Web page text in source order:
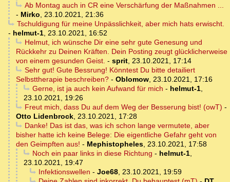
Ab Montag auch in CR eine Verschärfung der Maßnahmen ...
- Mirko, 23.10.2021, 21:36
Tschuldigung für meine Unpässlichkeit, aber mich hats erwischt.
- helmut-1, 23.10.2021, 16:52
Helmut, ich wünsche Dir eine sehr gute Genesung und
Rückkehr zu Deinen Kräften. Dein Posting zeugt glücklicherweise
von einem gesunden Geist. - sprit, 23.10.2021, 17:14
Sehr gut! Gute Bessrung! Könntest Du bitte detailiert
Selbsttherapie beschreiben? - Oblomow, 23.10.2021, 17:16
Gerne, ist ja auch kein Aufwand für mich - helmut-1,
23.10.2021, 19:26
Freut mich, dass Du auf dem Weg der Besserung bist! (owT) -
Otto Lidenbrock, 23.10.2021, 17:28
Danke! Das ist das, was ich schon lange vermutete, aber
bisher hatte ich keine Belege: Die eigentliche Gefahr geht von
den Geimpften aus! - Mephistopheles, 23.10.2021, 17:58
Noch ein paar links in diese Richtung - helmut-1,
23.10.2021, 19:47
Infektionswellen - Joe68, 23.10.2021, 19:59